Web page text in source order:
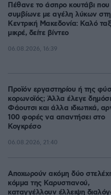
Πέθανε το άσπρο κουτάβι που
συμβίωνε με αγέλη λύκων
Κεντρική Μακεδονία: Καλό
μικρέ, δείτε βίντεο
06.08.2026, 16:39
Προϊόν εργαστηρίου ή της
κορωνοϊός; Άλλα έλεγε
Φάουτσι και άλλα ιδιωτικά,
100 φορές να απαντήσει στο
Κογκρέσο
06.08.2026, 21:40
Αποχωρούν ακόμη δύο
κόμμα της Καρυστιανού,
καταγγέλλουν έλλειψη